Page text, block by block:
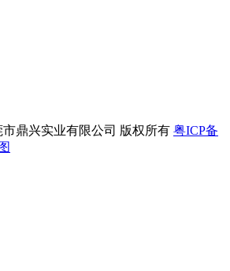
市鼎兴实业有限公司 版权所有 粤ICP备